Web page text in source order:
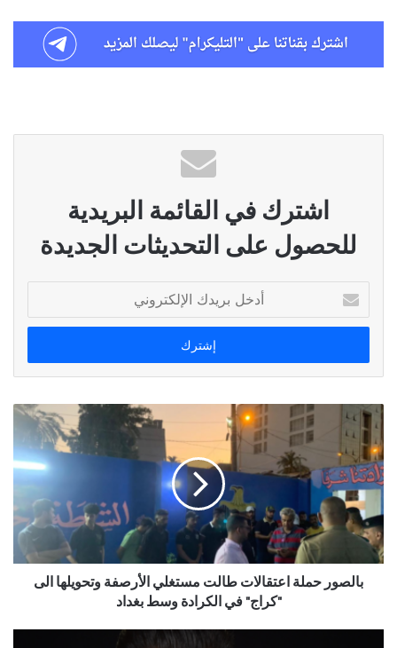
اشترك في القائمة البريدية
للحصول على التحديثات الجديدة
بريدك
الإلكتروني
بالصور حملة اعتقالات طالت مستغلي الأرصفة وتحويلها الى
"كراج" في الكرادة وسط بغداد